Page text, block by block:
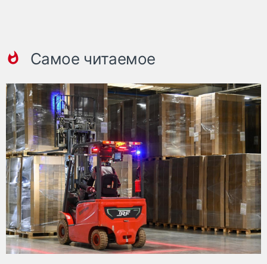
Самое читаемое